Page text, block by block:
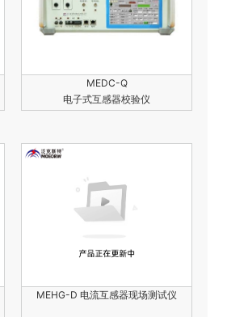
MEDC-Q
电子式互感器校验仪
MEHG-D 电流互感器现场测试仪